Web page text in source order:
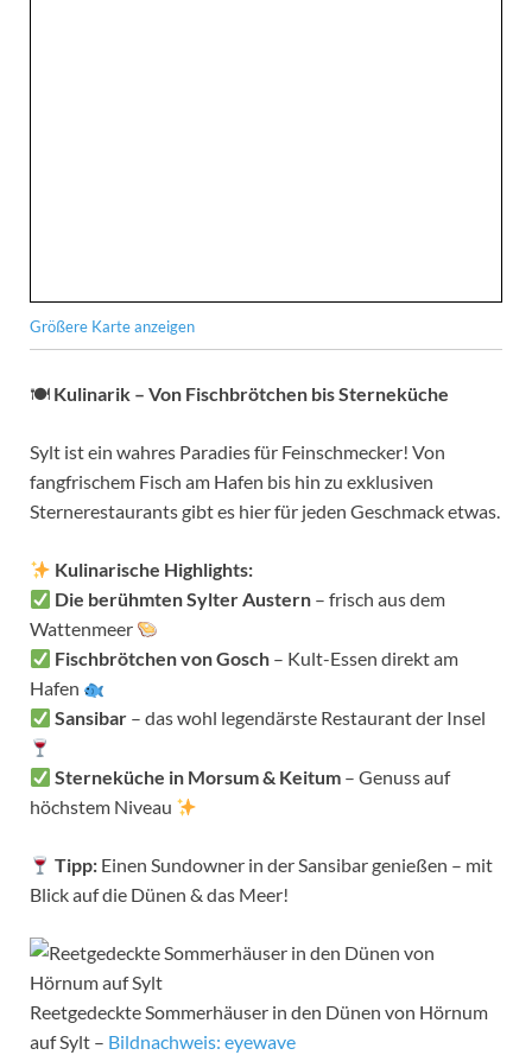
Größere Karte anzeigen
🍽 Kulinarik – Von Fischbrötchen bis Sterneküche
Sylt ist ein wahres Paradies für Feinschmecker! Von
fangfrischem Fisch am Hafen bis hin zu exklusiven
Sternerestaurants gibt es hier für jeden Geschmack etwas.
Kulinarische Highlights:
Die berühmten Sylter Austern – frisch aus dem
Wattenmeer
Fischbrötchen von Gosch – Kult-Essen direkt am
Hafen
Sansibar – das wohl legendärste Restaurant der Insel
Sterneküche in Morsum & Keitum – Genuss auf
höchstem Niveau
Tipp: Einen Sundowner in der Sansibar genießen – mit
Blick auf die Dünen & das Meer!
Reetgedeckte Sommerhäuser in den Dünen von Hörnum
auf Sylt – Bildnachweis: eyewave